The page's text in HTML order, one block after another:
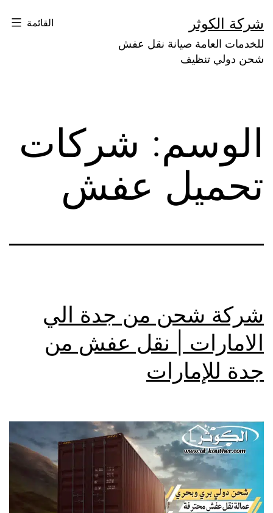
إلى
المحتوى
شركة الكوثر
للخدمات العامة صيانة نقل عفش
شحن دولي تنظيف
القائمة
الوسم: شركات
تحميل عفش
شركة شحن من جدة الي
الامارات | نقل عفش من
جدة للإمارات